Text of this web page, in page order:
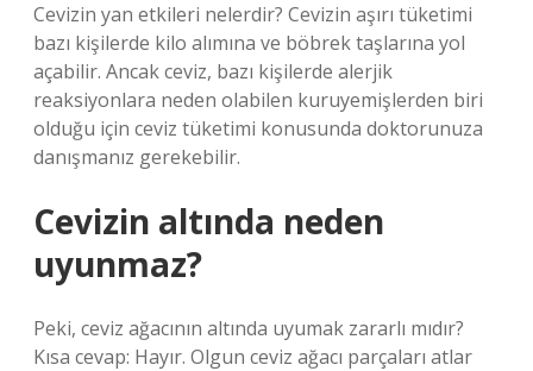
Cevizin yan etkileri nelerdir? Cevizin aşırı tüketimi
bazı kişilerde kilo alımına ve böbrek taşlarına yol
açabilir. Ancak ceviz, bazı kişilerde alerjik
reaksiyonlara neden olabilen kuruyemişlerden biri
olduğu için ceviz tüketimi konusunda doktorunuza
danışmanız gerekebilir.
Cevizin altında neden
uyunmaz?
Peki, ceviz ağacının altında uyumak zararlı mıdır?
Kısa cevap: Hayır. Olgun ceviz ağacı parçaları atlar